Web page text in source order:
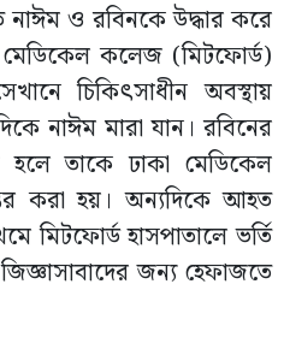
ও রবিনকে উদ্ধার করে
মেডিকেল কলেজ (মিটফোর্ড)
চিকিৎসাধীন অবস্থায়
নাঈম মারা যান। রবিনের
হলে তাকে ঢাকা মেডিকেল
করা হয়। অন্যদিকে আহত
মিটফোর্ড হাসপাতালে ভর্তি
জন্য হেফাজতে